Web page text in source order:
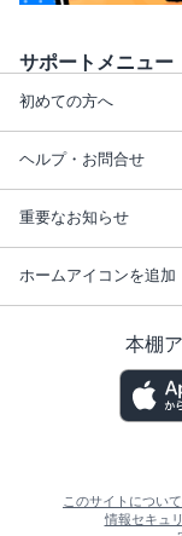
サポートメニュー
初めての方へ
ヘルプ・お問合せ
重要なお知らせ
ホームアイコンを追加
本棚
このサイトについて
情報セキュ